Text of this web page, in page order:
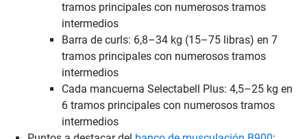
tramos principales con numerosos tramos
intermedios
Barra de curls: 6,8–34 kg (15–75 libras) en 7
tramos principales con numerosos tramos
intermedios
Cada mancuerna Selectabell Plus: 4,5–25 kg en
6 tramos principales con numerosos tramos
intermedios